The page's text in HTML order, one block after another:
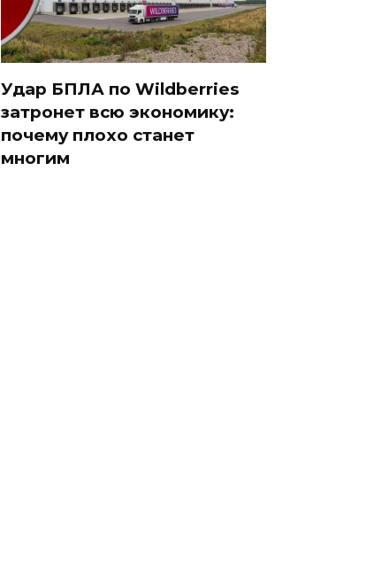
Удар БПЛА по Wildberries
затронет всю экономику:
почему плохо станет
многим